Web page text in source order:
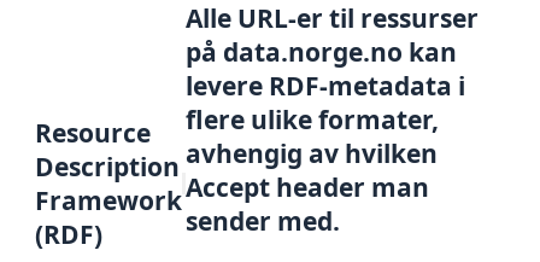
Resource
Description
Framework
(RDF)
Alle URL-er til ressurser
på data.norge.no kan
levere RDF-metadata i
flere ulike formater,
avhengig av hvilken
Accept header man
sender med.